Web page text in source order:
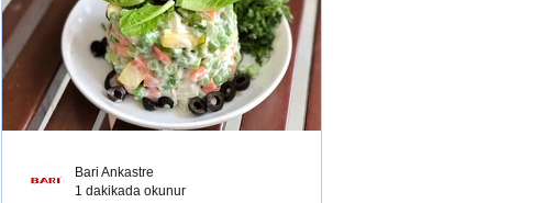
Bari Ankastre
1 dakikada okunur